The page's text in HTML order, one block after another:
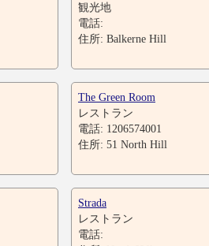
観光地
電話:
住所: Balkerne Hill
The Green Room
レストラン
電話: 1206574001
住所: 51 North Hill
Strada
レストラン
電話: